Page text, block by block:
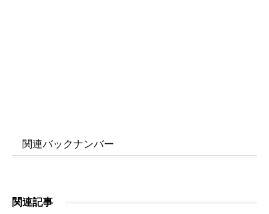
関連バックナンバー
関連記事